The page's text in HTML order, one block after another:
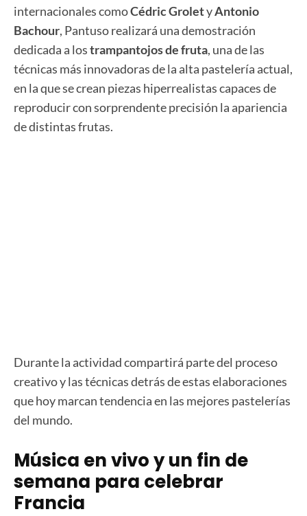
internacionales comoCédric GroletyAntonio
Bachour, Pantuso realizará una demostración
dedicada a lostrampantojos de fruta, una de las
técnicas más innovadoras de la alta pastelería actual,
en la que se crean piezas hiperrealistas capaces de
reproducir con sorprendente precisión la apariencia
de distintas frutas.
Durante la actividad compartirá parte del proceso
creativo y las técnicas detrás de estas elaboraciones
que hoy marcan tendencia en las mejores pastelerías
del mundo.
Música en vivo y un fin de
semana para celebrar
Francia